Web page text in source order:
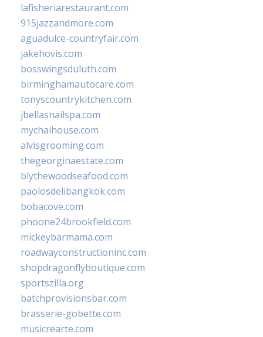
lafisheriarestaurant.com
915jazzandmore.com
aguadulce-countryfair.com
jakehovis.com
bosswingsduluth.com
birminghamautocare.com
tonyscountrykitchen.com
jbellasnailspa.com
mychaihouse.com
alvisgrooming.com
thegeorginaestate.com
blythewoodseafood.com
paolosdelibangkok.com
bobacove.com
phoone24brookfield.com
mickeybarmama.com
roadwayconstructioninc.com
shopdragonflyboutique.com
sportszilla.org
batchprovisionsbar.com
brasserie-gobette.com
musicrearte.com